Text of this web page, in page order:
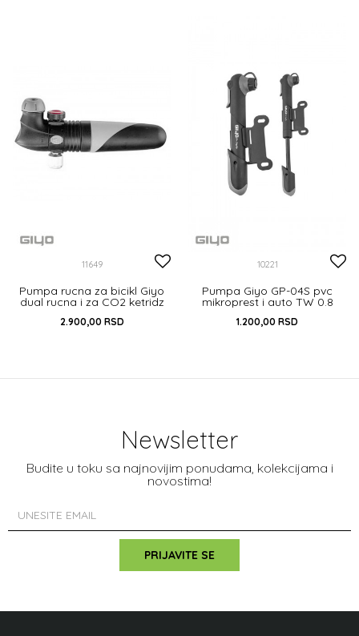
11649
Pumpa rucna za bicikl Giyo
dual rucna i za CO2 ketridz
2.900,00 RSD
DODAJ U KORPU
10221
Pumpa Giyo GP-04S pvc
mikroprest i auto TW 0.8
1.200,00 RSD
DODAJ U KORPU
Newsletter
Budite u toku sa najnovijim ponudama, kolekcijama i
novostima!
PRIJAVITE SE